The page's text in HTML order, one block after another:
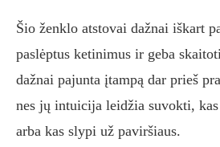
Šio ženklo atstovai dažnai iškart
paslėptus ketinimus ir geba
dažnai pajunta įtampą dar prieš
nes jų intuicija leidžia suvokti,
arba kas slypi už paviršiaus.